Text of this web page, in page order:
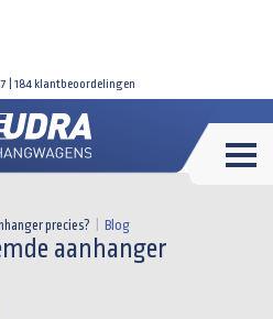
| 184 klantbeoordelingen
precies? Blog
aanhanger